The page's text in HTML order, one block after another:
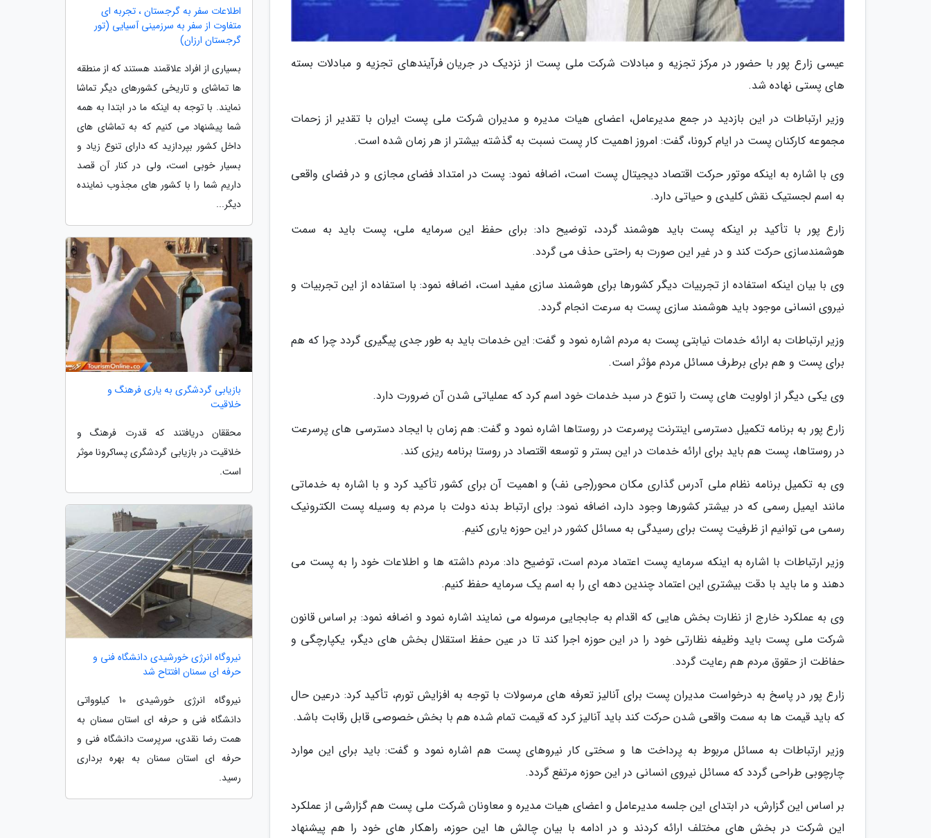
عیسی زارع پور با حضور در مرکز تجزیه و مبادلات شرکت ملی پست از نزدیک در جریان فرآیندهای تجزیه و مبادلات بسته
های پستی نهاده شد.
وزیر ارتباطات در این بازدید در جمع مدیرعامل، اعضای هیات مدیره و مدیران شرکت ملی پست ایران با تقدیر از زحمات
مجموعه کارکنان پست در ایام کرونا، گفت: امروز اهمیت کار پست نسبت به گذشته بیشتر از هر زمان شده است.
وی با اشاره به اینکه موتور حرکت اقتصاد دیجیتال پست است، اضافه نمود: پست در امتداد فضای مجازی و در فضای واقعی
به اسم لجستیک نقش کلیدی و حیاتی دارد.
زارع پور با تأکید بر اینکه پست باید هوشمند گردد، توضیح داد: برای حفظ این سرمایه ملی، پست باید به سمت
هوشمندسازی حرکت کند و در غیر این صورت به راحتی حذف می گردد.
وی با بیان اینکه استفاده از تجربیات دیگر کشورها برای هوشمند سازی مفید است، اضافه نمود: با استفاده از این تجربیات و
نیروی انسانی موجود باید هوشمند سازی پست به سرعت انجام گردد.
وزیر ارتباطات به ارائه خدمات نیابتی پست به مردم اشاره نمود و گفت: این خدمات باید به طور جدی پیگیری گردد چرا که هم
برای پست و هم برای برطرف مسائل مردم مؤثر است.
وی یکی دیگر از اولویت های پست را تنوع در سبد خدمات خود اسم کرد که عملیاتی شدن آن ضرورت دارد.
زارع پور به برنامه تکمیل دسترسی اینترنت پرسرعت در روستاها اشاره نمود و گفت: هم زمان با ایجاد دسترسی های پرسرعت
در روستاها، پست هم باید برای ارائه خدمات در این بستر و توسعه اقتصاد در روستا برنامه ریزی کند.
وی به تکمیل برنامه نظام ملی آدرس گذاری مکان محور(جی نف) و اهمیت آن برای کشور تأکید کرد و با اشاره به خدماتی
مانند ایمیل رسمی که در بیشتر کشورها وجود دارد، اضافه نمود: برای ارتباط بدنه دولت با مردم به وسیله پست الکترونیک
رسمی می توانیم از ظرفیت پست برای رسیدگی به مسائل کشور در این حوزه یاری کنیم.
وزیر ارتباطات با اشاره به اینکه سرمایه پست اعتماد مردم است، توضیح داد: مردم داشته ها و اطلاعات خود را به پست می
دهند و ما باید با دقت بیشتری این اعتماد چندین دهه ای را به اسم یک سرمایه حفظ کنیم.
وی به عملکرد خارج از نظارت بخش هایی که اقدام به جابجایی مرسوله می نمایند اشاره نمود و اضافه نمود: بر اساس قانون
شرکت ملی پست باید وظیفه نظارتی خود را در این حوزه اجرا کند تا در عین حفظ استقلال بخش های دیگر، یکپارچگی و
حفاظت از حقوق مردم هم رعایت گردد.
زارع پور در پاسخ به درخواست مدیران پست برای آنالیز تعرفه های مرسولات با توجه به افزایش تورم، تأکید کرد: درعین حال
که باید قیمت ها به سمت واقعی شدن حرکت کند باید آنالیز کرد که قیمت تمام شده هم با بخش خصوصی قابل رقابت باشد.
وزیر ارتباطات به مسائل مربوط به پرداخت ها و سختی کار نیروهای پست هم اشاره نمود و گفت: باید برای این موارد
چارچوبی طراحی گردد که مسائل نیروی انسانی در این حوزه مرتفع گردد.
بر اساس این گزارش، در ابتدای این جلسه مدیرعامل و اعضای هیات مدیره و معاونان شرکت ملی پست هم گزارشی از عملکرد
این شرکت در بخش های مختلف ارائه کردند و در ادامه با بیان چالش ها این حوزه، راهکار های خود را هم پیشنهاد
اطلاعات سفر به گرجستان ، تجربه ای
متفاوت از سفر به سرزمینی آسیایی (تور
گرجستان ارزان)
بسیاری از افراد علاقمند هستند که از منطقه
ها تماشای و تاریخی کشورهای دیگر تماشا
نمایند. با توجه به اینکه ما در ابتدا به همه
شما پیشنهاد می کنیم که به تماشای های
داخل کشور بپردازید که دارای تنوع زیاد و
بسیار خوبی است، ولی در کنار آن قصد
داریم شما را با کشور های مجذوب نماینده
دیگر...
بازیابی گردشگری به یاری فرهنگ و
خلاقیت
محققان دریافتند که قدرت فرهنگ و
خلاقیت در بازیابی گردشگری پساکرونا موثر
است.
نیروگاه انرژی خورشیدی دانشگاه فنی و
حرفه ای سمنان افتتاح شد
نیروگاه انرژی خورشیدی 10 کیلوواتی
دانشگاه فنی و حرفه ای استان سمنان به
همت رضا نقدی، سرپرست دانشگاه فنی و
حرفه ای استان سمنان به بهره برداری
رسید.